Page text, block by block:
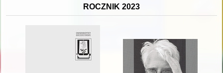
ROCZNIK 2023